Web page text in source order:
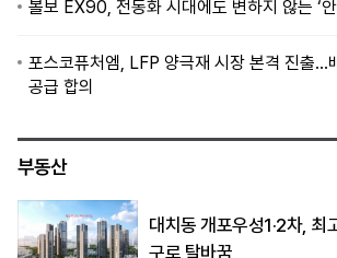
볼보 EX90, 전동화 시대에도 변하지 않는 ‘
포스코퓨처엠, LFP 양극재 시장 본격 진출…
공급 합의
부동산
대치동 개포우성1·2차,
구로 탈바꿈